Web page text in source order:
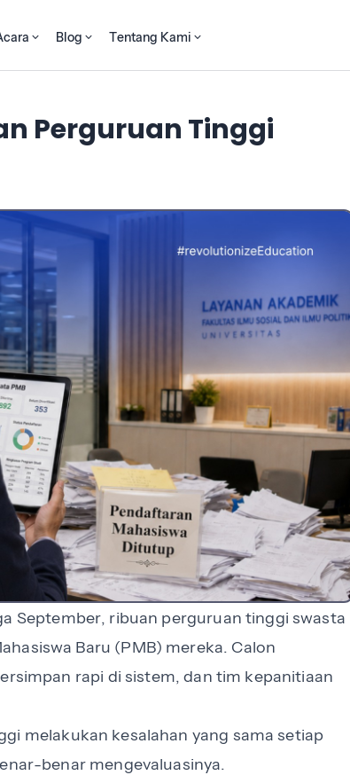
Blog Tentang Kami
Perguruan Tinggi
September, ribuan perguruan tinggi swasta
Baru (PMB) mereka. Calon
rapi di sistem, dan tim kepanitiaan
melakukan kesalahan yang sama setiap
benar mengevaluasinya.